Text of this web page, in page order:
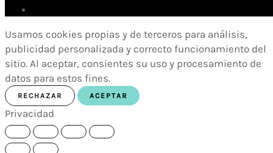
Usamos cookies propias y de terceros para análisis,
publicidad personalizada y correcto funcionamiento del
sitio. Al aceptar, consientes su uso y procesamiento de
datos para estos fines.
RECHAZAR ACEPTAR
Privacidad